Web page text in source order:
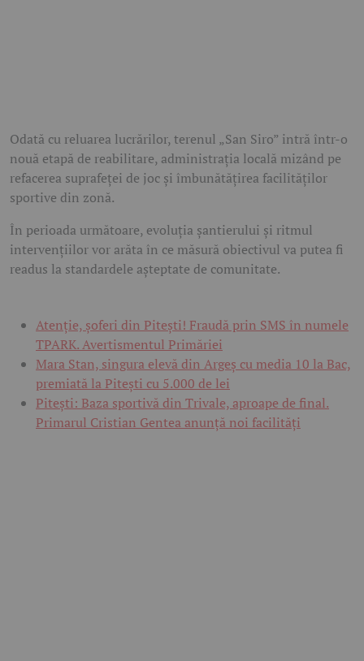
Odată cu reluarea lucrărilor, terenul „San Siro” intră într-o
nouă etapă de reabilitare, administrația locală mizând pe
refacerea suprafeței de joc și îmbunătățirea facilităților
sportive din zonă.
În perioada următoare, evoluția șantierului și ritmul
intervențiilor vor arăta în ce măsură obiectivul va putea fi
readus la standardele așteptate de comunitate.
Atenție, șoferi din Pitești! Fraudă prin SMS în numele
TPARK. Avertismentul Primăriei
Mara Stan, singura elevă din Argeș cu media 10 la Bac,
premiată la Pitești cu 5.000 de lei
Pitești: Baza sportivă din Trivale, aproape de final.
Primarul Cristian Gentea anunță noi facilități